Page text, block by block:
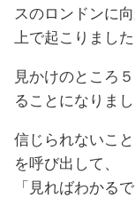
スのロンドンに
上で起こりました
見かけのところ
ることになりまし
信じられないこ
を呼び出して、
「見ればわかる